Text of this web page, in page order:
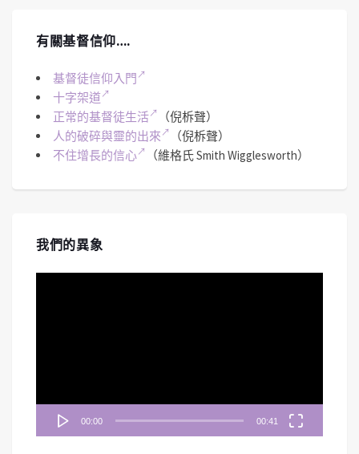
有關基督信仰….
基督徒信仰入門
十字架道
正常的基督徒生活
（倪柝聲）
人的破碎與靈的出來
（倪柝聲）
不住增長的信心
（維格氏 Smith Wigglesworth）
我們的異象
00:00 00:41